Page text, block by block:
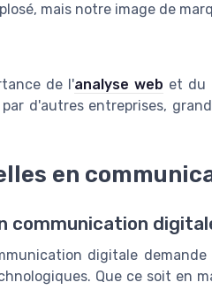
mais notre image de
de l'analyse web et du
d'autres entreprises,
en
communication
digitale
Que ce soit en